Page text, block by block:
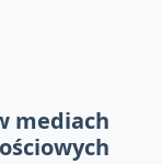
mediach